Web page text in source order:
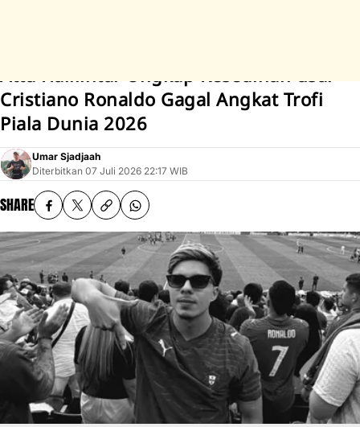
Atta Halilintar Ungkap Kesedihan usai
Cristiano Ronaldo Gagal Angkat Trofi
Piala Dunia 2026
Umar Sjadjaah
Diterbitkan 07 Juli 2026 22:17 WIB
SHARE